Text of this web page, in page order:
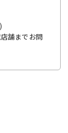
舗までお問